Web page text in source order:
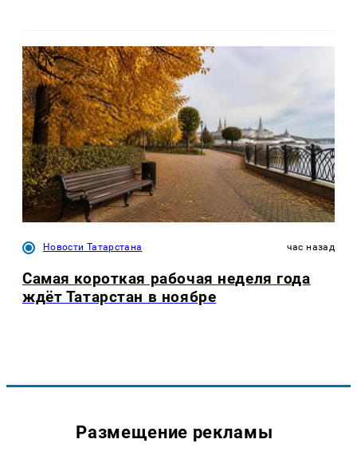
Новости Татарстана час назад
Самая короткая рабочая неделя года
ждёт Татарстан в ноябре
Размещение рекламы